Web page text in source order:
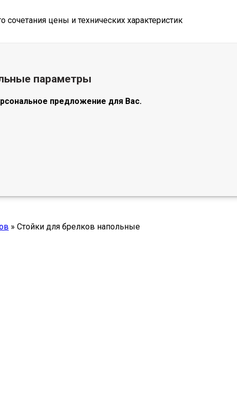
цены и технических характеристик
параметры
предложение для Вас.
» Стойки для брелков напольные